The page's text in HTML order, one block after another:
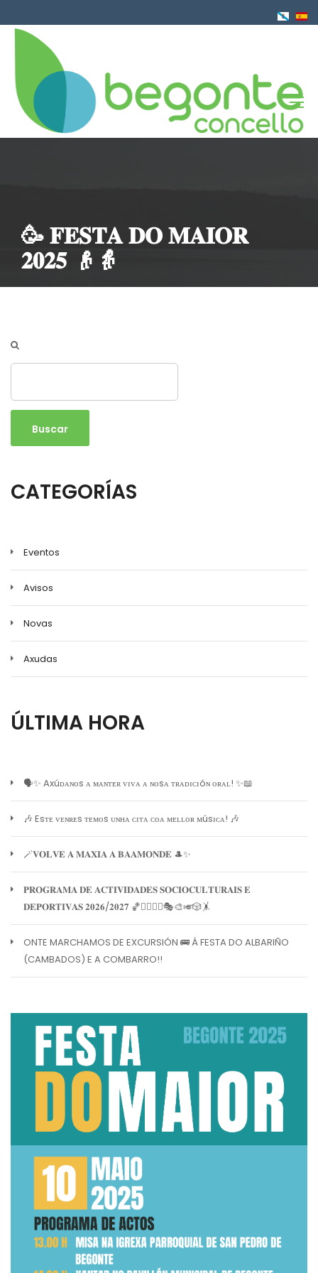
o
🥳 𝐅𝐄𝐒𝐓𝐀 𝐃𝐎 𝐌𝐀𝐈𝐎𝐑
𝟐𝟎𝟐𝟓 👴👵
CATEGORÍAS
Eventos
Avisos
Novas
Axudas
ÚLTIMA HORA
🗣️✨ Axúᴅᴀɴᴏs ᴀ ᴍᴀɴᴛᴇʀ ᴠɪᴠᴀ ᴀ ɴᴏsᴀ ᴛʀᴀᴅɪᴄɪóɴ ᴏʀᴀʟ! ✨📖
🎶 Esᴛᴇ ᴠᴇɴʀᴇs ᴛᴇᴍᴏs ᴜɴʜᴀ ᴄɪᴛᴀ ᴄᴏᴀ ᴍᴇʟʟᴏʀ ᴍúsɪᴄᴀ! 🎶
🪄𝐕𝐎𝐋𝐕𝐄 𝐀 𝐌𝐀𝐗𝐈𝐀 𝐀 𝐁𝐀𝐀𝐌𝐎𝐍𝐃𝐄 🎩✨
𝐏𝐑𝐎𝐆𝐑𝐀𝐌𝐀 𝐃𝐄 𝐀𝐂𝐓𝐈𝐕𝐈𝐃𝐀𝐃𝐄𝐒 𝐒𝐎𝐂𝐈𝐎𝐂𝐔𝐋𝐓𝐔𝐑𝐀𝐈𝐒 𝐄
𝐃𝐄𝐏𝐎𝐑𝐓𝐈𝐕𝐀𝐒 𝟐𝟎𝟐𝟔/𝟐𝟎𝟐𝟕 🏀🏊‍♀️🧘‍♀️🎭🎨🎺🎲🤸
ONTE MARCHAMOS DE EXCURSIÓN 🚌 Á FESTA DO ALBARIÑO
(CAMBADOS) E A COMBARRO!!